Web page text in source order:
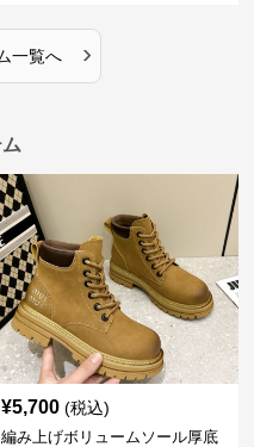
一覧へ ›
¥5,700 (税込)
編み上げボリュームソール厚底